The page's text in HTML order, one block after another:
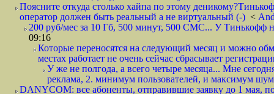
Поясните откуда столько хайпа по этому
оператор должен быть реальный а не виртуальный (-) <
200 руб/мес за 10 Гб, 500 минут, 500 СМС... У Тинькофф
09:16
Которые переносятся на следующий месяц и можно
местах работает не очень сейчас сбрасывает
У же не полгода, а всего четыре месяца... Мне
реклама, 2. минимум пользователей, и максимум
DANYCOM: все абоненты, отправившие заявку до 1 мая,